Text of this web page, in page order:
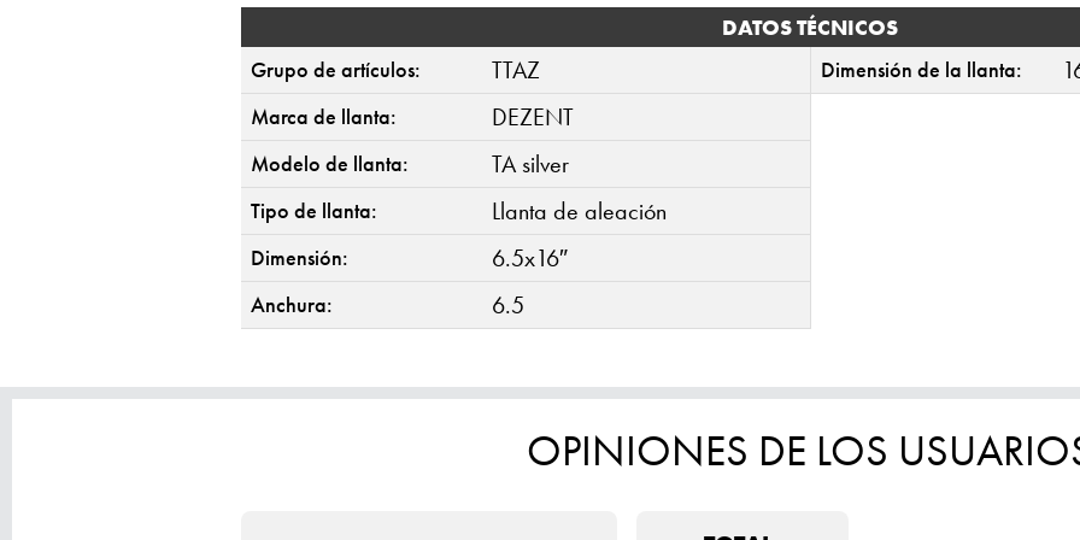
DATOS TÉCNICOS
Grupo de artículos:
TTAZ
Marca de llanta: DEZENT
Modelo de llanta: TA silver
Tipo de llanta: Llanta de aleación
Dimensión: 6.5x16″
Anchura: 6.5
Dimensión de la llanta:
OPINIONES DE LOS